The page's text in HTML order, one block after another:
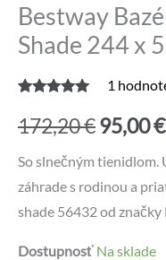
Bestway
Shade 244 x
5.00z 5 na
základe
recenzie
1
172,20€Pôvodná
cena
bola:
172,20
95,00€
So slnečným tienidlom.
záhrade s rodinou a
shade 56432 od značky
Dostupnosť Na sklade